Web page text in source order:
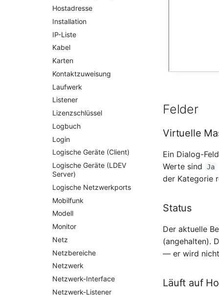
Hostadresse
Installation
IP-Liste
Kabel
Karten
Kontaktzuweisung
Laufwerk
Listener
Lizenzschlüssel
Logbuch
Login
Logische Geräte (Client)
Logische Geräte (LDEV
Server)
Logische Netzwerkports
Mobilfunk
Modell
Monitor
Netz
Netzbereiche
Netzwerk
Netzwerk-Interface
Netzwerk-Listener
Felder
Virtuelle
Ein Dialog-
Werte sind
Ja
der Kategorie
Status
Der aktuelle
(angehalten).
— er wird
Läuft auf